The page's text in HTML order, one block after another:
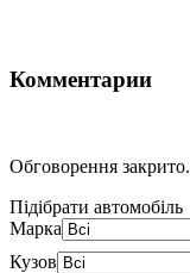
Комментарии
Обговорення закрито.
Підібрати автомобіль
Марка
Кузов